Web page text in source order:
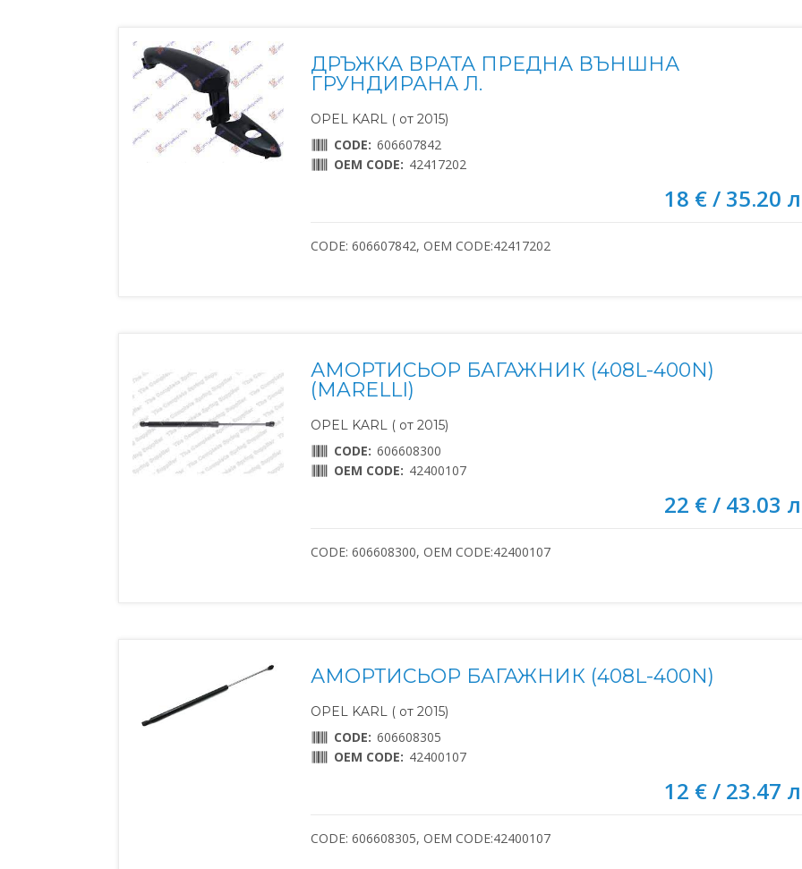
ДРЪЖКА ВРАТА ПРЕДНА ВЪНШНА
ГРУНДИРАНА Л.
OPEL KARL ( от 2015)
CODE: 606607842
OEM CODE: 42417202
18 € / 35.20
CODE: 606607842, OEM CODE:42417202
АМОРТИСЬОР БАГАЖНИК (408L-400N)
(MARELLI)
OPEL KARL ( от 2015)
CODE: 606608300
OEM CODE: 42400107
22 € / 43.03
CODE: 606608300, OEM CODE:42400107
АМОРТИСЬОР БАГАЖНИК (408L-400N)
OPEL KARL ( от 2015)
CODE: 606608305
OEM CODE: 42400107
12 € / 23.47
CODE: 606608305, OEM CODE:42400107